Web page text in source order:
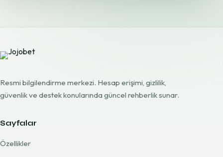
Resmi bilgilendirme merkezi. Hesap erişimi, gizlilik,
güvenlik ve destek konularında güncel rehberlik sunar.
Sayfalar
Özellikler